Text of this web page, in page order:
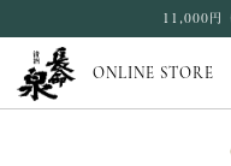
11,000円
ONLINE STORE